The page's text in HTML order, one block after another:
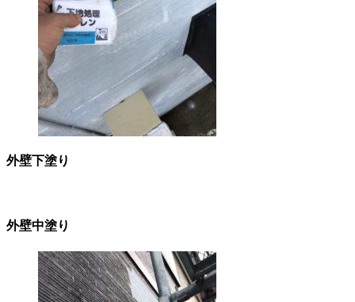
外壁下塗り
外壁中塗り